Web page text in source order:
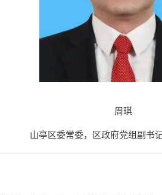
周琪
山亭区委常委，区政府党组副书